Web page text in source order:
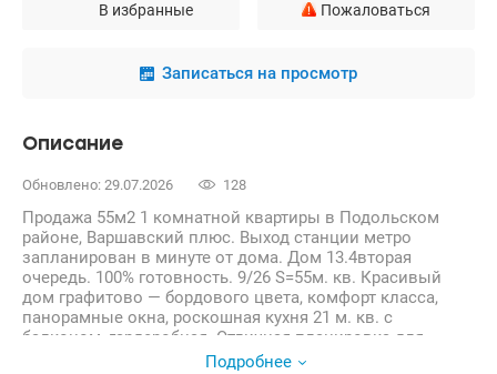
В избранные Пожаловаться
Записаться на просмотр
Описание
Обновлено: 29.07.2026 128
Продажа 55м2 1 комнатной квартиры в Подольском
районе, Варшавский плюс. Выход станции метро
запланирован в минуте от дома. Дом 13.4вторая
очередь. 100% готовность. 9/26 S=55м. кв. Красивый
дом графитово — бордового цвета, комфорт класса,
панорамные окна, роскошная кухня 21 м. кв. с
балконом, гардеробная. Отличная планировка для
разделения Кухни Студио,Удачное место, отличная
Подробнее